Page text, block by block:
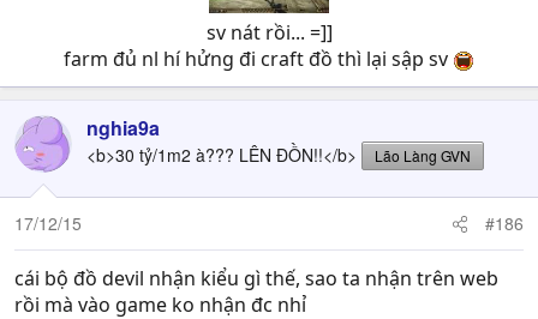
sv nát rồi... =]]
farm đủ nl hí hửng đi craft đồ thì lại sập sv
nghia9a
<b>30 tỷ/1m2 à??? LÊN ĐỒN!!</b> Lão Làng GVN
17/12/15 #186
cái bộ đồ devil nhận kiểu gì thế, sao ta nhận trên web
rồi mà vào game ko nhận đc nhỉ